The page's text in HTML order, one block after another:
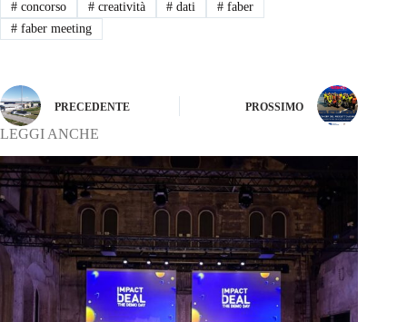
#concorso #creatività # dati # faber
#faber meeting
PRECEDENTE PROSSIMO
LEGGI ANCHE